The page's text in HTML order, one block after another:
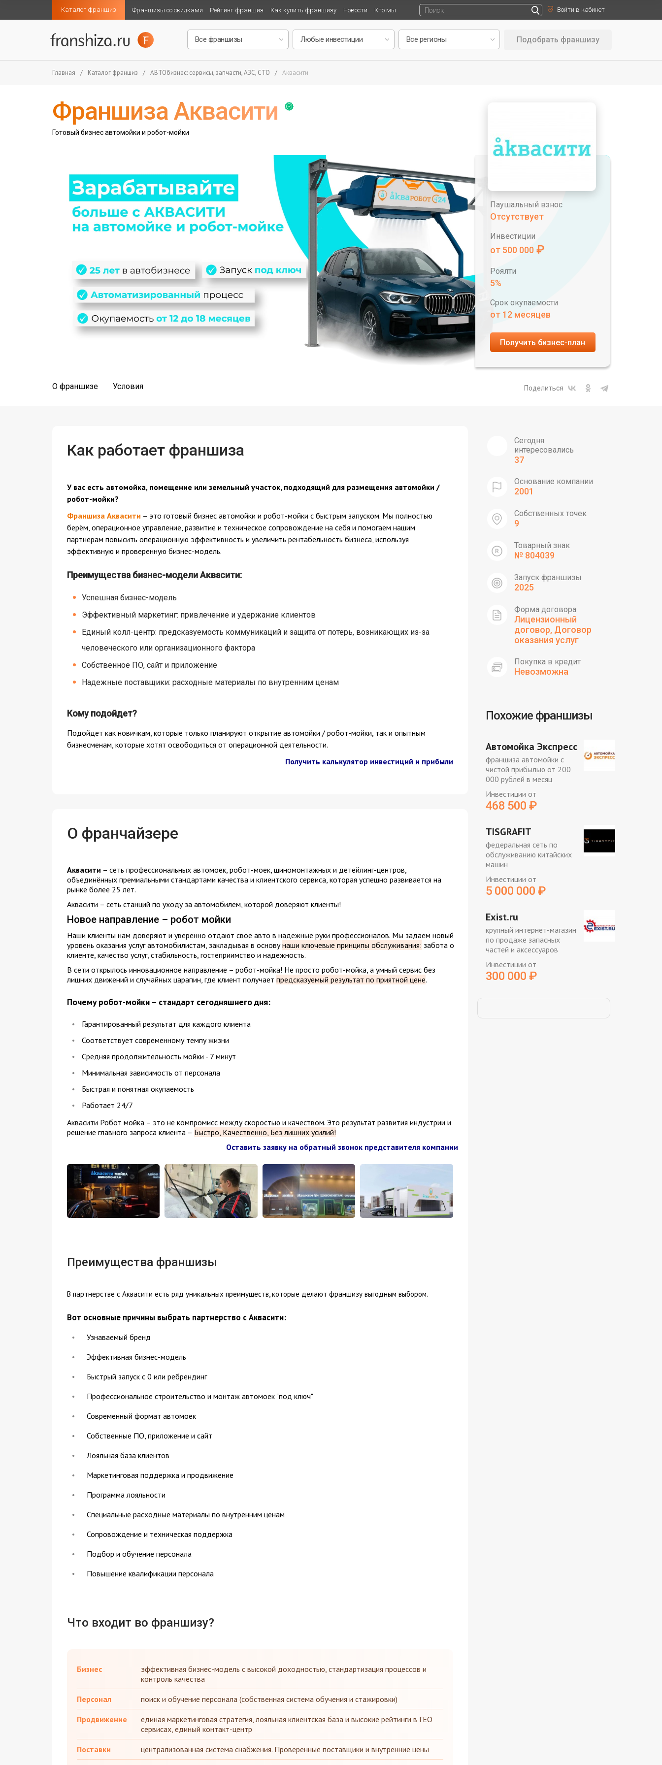
Каталог франшиз Франшизы со скидками Рейтинг франшиз Как купить франшизу Новости Кто мы Войти в кабинет
Подобрать франшизу
Главная / Каталог франшиз / АВТОбизнес: сервисы, запчасти, АЗС, СТО / Аквасити
Франшиза Аквасити
Готовый бизнес автомойки и робот-мойки
Паушальный взнос
Отсутствует
Инвестиции
от 500 000 ₽
Роялти
5%
Срок окупаемости
от 12 месяцев
Получить бизнес-план
О франшизе Условия Поделиться
Как работает франшиза
У вас есть автомойка, помещение или земельный участок, подходящий для размещения автомойки /
робот-мойки?
Франшиза Аквасити – это готовый бизнес автомойки и робот-мойки с быстрым запуском. Мы полностью
берём, операционное управление, развитие и техническое сопровождение на себя и помогаем нашим
партнерам повысить операционную эффективность и увеличить рентабельность бизнеса, используя
эффективную и проверенную бизнес-модель.
Преимущества бизнес-модели Аквасити:
Успешная бизнес-модель
Эффективный маркетинг: привлечение и удержание клиентов
Единый колл-центр: предсказуемость коммуникаций и защита от потерь, возникающих из-за
человеческого или организационного фактора
Собственное ПО, сайт и приложение
Надежные поставщики: расходные материалы по внутренним ценам
Кому подойдет?
Подойдет как новичкам, которые только планируют открытие автомойки / робот-мойки, так и опытным
бизнесменам, которые хотят освободиться от операционной деятельности.
Получить калькулятор инвестиций и прибыли
О франчайзере
Аквасити – сеть профессиональных автомоек, робот-моек, шиномонтажных и детейлинг-центров,
объединённых премиальными стандартами качества и клиентского сервиса, которая успешно развивается на
рынке более 25 лет.
Аквасити – сеть станций по уходу за автомобилем, которой доверяют клиенты!
Новое направление – робот мойки
Наши клиенты нам доверяют и уверенно отдают свое авто в надежные руки профессионалов. Мы задаем новый
уровень оказания услуг автомобилистам, закладывая в основунаши ключевые принципы обслуживания: забота о
клиенте, качество услуг, стабильность, гостеприимство и надежность.
В сети открылось инновационное направление – робот-мойка! Не просто робот-мойка, а умный сервис без
лишних движений и случайных царапин, где клиент получает предсказуемый результат по приятной цене.
Почему робот-мойки – стандарт сегодняшнего дня:
Гарантированный результат для каждого клиента
Соответствует современному темпу жизни
Средняя продолжительность мойки - 7 минут
Минимальная зависимость от персонала
Быстрая и понятная окупаемость
Работает 24/7
Аквасити Робот мойка – это не компромисс между скоростью и качеством. Это результат развития индустрии и
решение главного запроса клиента – Быстро, Качественно, Без лишних усилий!
Оставить заявку на обратный звонок представителя компании
Преимущества франшизы
В партнерстве с Аквасити есть ряд уникальных преимуществ, которые делают франшизу выгодным выбором.
Вот основные причины выбрать партнерство с Аквасити:
Узнаваемый бренд
Эффективная бизнес-модель
Быстрый запуск с 0 или ребрендинг
Профессиональное строительство и монтаж автомоек "под ключ"
Современный формат автомоек
Собственные ПО, приложение и сайт
Лояльная база клиентов
Маркетинговая поддержка и продвижение
Программа лояльности
Специальные расходные материалы по внутренним ценам
Сопровождение и техническая поддержка
Подбор и обучение персонала
Повышение квалификации персонала
Что входит во франшизу?
Бизнес
эффективная бизнес-модель с высокой доходностью, стандартизация процессов и
контроль качества
Персонал поиск и обучение персонала (собственная система обучения и стажировки)
Продвижение
единая маркетинговая стратегия, лояльная клиентская база и высокие рейтинги в ГЕО
сервисах, единый контакт-центр
Поставки централизованная система снабжения. Проверенные поставщики и внутренние цены
Сегодня
интересовались
37
Основание компании
2001
Собственных точек
9
Товарный знак
№ 804039
Запуск франшизы
2025
Форма договора
Лицензионный
договор, Договор
оказания услуг
Покупка в кредит
Невозможна
Похожие франшизы
Автомойка Экспресс
франшиза автомойки с
чистой прибылью от 200
000 рублей в месяц
Инвестиции от
468 500 ₽
TISGRAFIT
федеральная сеть по
обслуживанию китайских
машин
Инвестиции от
5 000 000 ₽
Exist.ru
крупный интернет-магазин
по продаже запасных
частей и аксессуаров
Инвестиции от
300 000 ₽